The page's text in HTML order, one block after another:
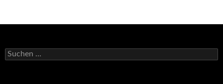
Suchen
nach: